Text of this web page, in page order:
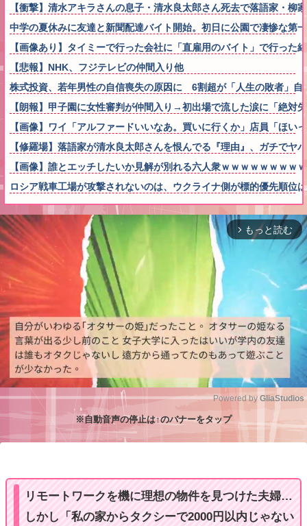
【衝撃】清水アキラさんの息子・清水良太郎さん死去で落語家・
中学の夏休みに友達と新聞配達バイト開始。初日に公園で凄惨な
【画像あり】タイミーで行った会社に「直雇用のバイト」で行った
【悲報】NHK、フジテレビの仲間入り他
株式投資、若年男性の自信喪失の原因に 6割超が「人生の敗者」自
【朗報】甲子園に女性審判が仲間入り→初出場で流した涙に「絶対
【画像】ワイ「アルファードいいなあ。買いに行くか」店員「ほ
【修羅場】落語家が清水良太郎さんを恨んでる『理由』、ガチでヤ
【画像】誰とエッチしたいか見解が別れる六人衆ｗｗｗｗｗｗｗｗ
ロシア戦車工場が攻撃されないのは、ウクライナ側が標的優先順位
arrow_forward_ios もっと読む
M
Powered by GliaStudios
※自動音声の停止は↑のバナーをタップ
リモートワークを機に理想の物件を見つけた夫婦…
しかし「私の家からタクシーで2000円以内じゃない